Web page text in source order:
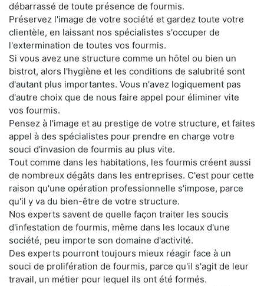
débarrassé de toute présence de fourmis.
Préservez l'image de votre société et gardez toute votre
clientèle, en laissant nos spécialistes s'occuper de
l'extermination de toutes vos fourmis.
Si vous avez une structure comme un hôtel ou bien un
bistrot, alors l'hygiène et les conditions de salubrité sont
d'autant plus importantes. Vous n'avez logiquement pas
d'autre choix que de nous faire appel pour éliminer vite
vos fourmis.
Pensez à l'image et au prestige de votre structure, et faites
appel à des spécialistes pour prendre en charge votre
souci d'invasion de fourmis au plus vite.
Tout comme dans les habitations, les fourmis créent aussi
de nombreux dégâts dans les entreprises. C'est pour cette
raison qu'une opération professionnelle s'impose, parce
qu'il y va du bien-être de votre structure.
Nos experts savent de quelle façon traiter les soucis
d'infestation de fourmis, même dans les locaux d'une
société, peu importe son domaine d'activité.
Des experts pourront toujours mieux réagir face à un
souci de prolifération de fourmis, parce qu'il s'agit de leur
travail, un métier pour lequel ils ont été formés.